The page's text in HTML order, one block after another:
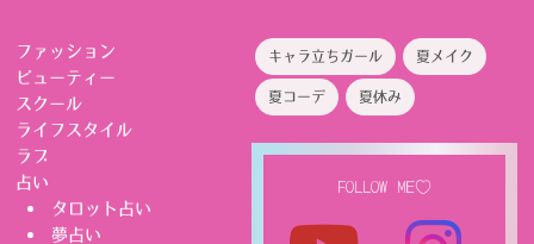
ファッション
ビューティー
スクール
ライフスタイル
ラブ
占い
タロット占い
夢占い
キャラ立ちガール 夏メイク
夏コーデ 夏休み
FOLLOW ME♡